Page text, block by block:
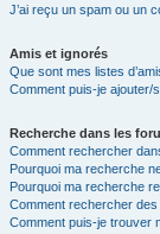
J’ai reçu un spam ou un
Amis et ignorés
Que sont mes listes
Comment puis-je ajouter/
Recherche dans les
Comment rechercher
Pourquoi ma recherche
Pourquoi ma recherche
Comment rechercher
Comment puis-je trouver